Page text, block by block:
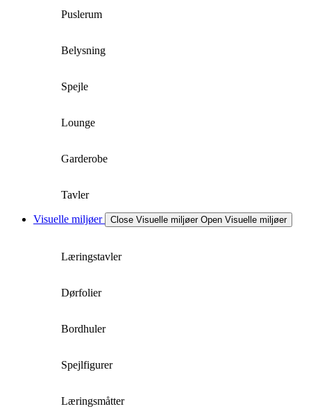
Puslerum
Belysning
Spejle
Lounge
Garderobe
Tavler
Visuelle miljøer Close Visuelle miljøer Open Visuelle miljøer
Læringstavler
Dørfolier
Bordhuler
Spejlfigurer
Læringsmåtter